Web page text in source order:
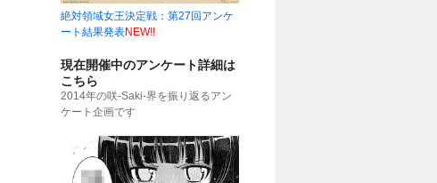
絶対領域女王決定戦：第27回アンケ
ート結果発表NEW!!
現在開催中のアンケート詳細は
こちら
2014年の咲-Saki-界を振り返るアン
ケート企画です